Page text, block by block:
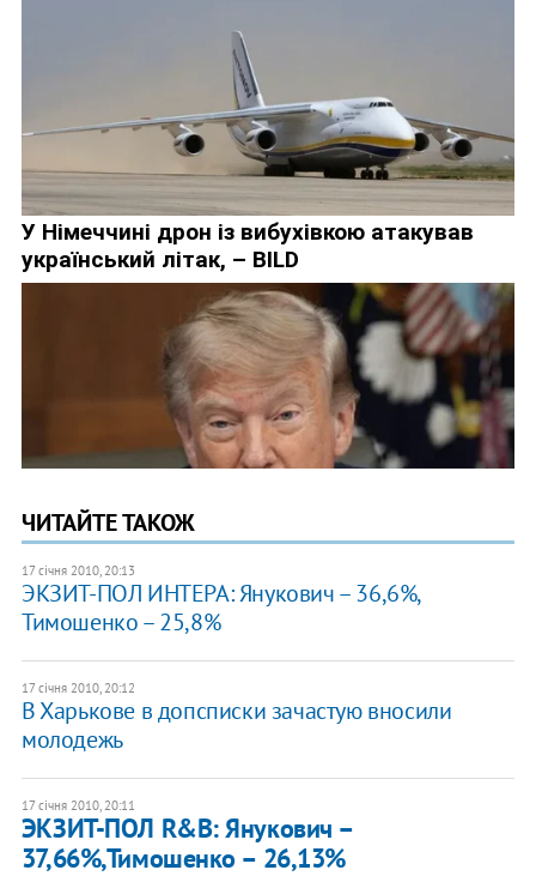
ЧИТАЙТЕ ТАКОЖ
17 січня 2010, 20:13
ЭКЗИТ-ПОЛ ИНТЕРА: Янукович – 36,6%,
Тимошенко – 25,8%
17 січня 2010, 20:12
В Харькове в допсписки зачастую вносили
молодежь
17 січня 2010, 20:11
ЭКЗИТ-ПОЛ R&B: Янукович –
37,66%,Тимошенко – 26,13%